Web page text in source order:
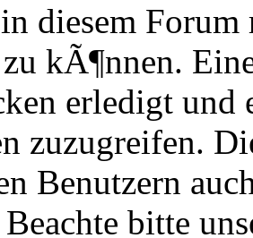
diesem
kÃ¶nnen.
erledigt und
zuzugreifen.
Benutzern
bitte